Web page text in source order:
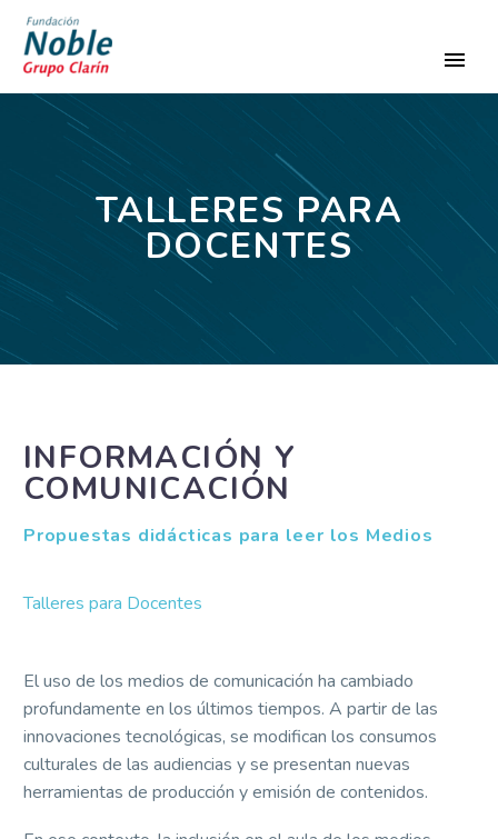
TALLERES PARA
DOCENTES
INFORMACIÓN Y
COMUNICACIÓN
Propuestas didácticas para leer los Medios
Talleres para Docentes
El uso de los medios de comunicación ha cambiado
profundamente en los últimos tiempos. A partir de las
innovaciones tecnológicas, se modifican los consumos
culturales de las audiencias y se presentan nuevas
herramientas de producción y emisión de contenidos.